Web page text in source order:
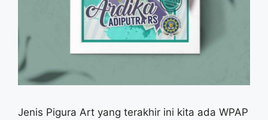
Jenis Pigura Art yang terakhir ini kita ada WPAP